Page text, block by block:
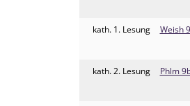
kath. 1. Lesung
kath. 2. Lesung
Weish
Phlm